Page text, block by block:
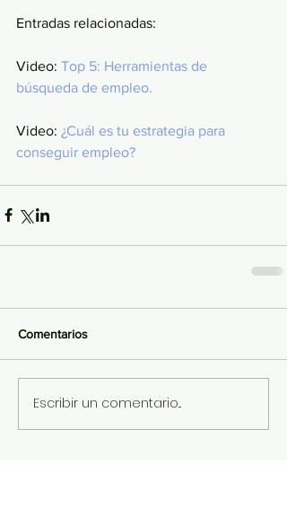
Entradas relacionadas:
Video: Top 5: Herramientas de
búsqueda de empleo.
Video: ¿Cuál es tu estrategia para
conseguir empleo?
Comentarios
Escribir un comentario...